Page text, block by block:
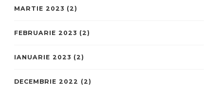
MARTIE 2023 (2)
FEBRUARIE 2023 (2)
IANUARIE 2023 (2)
DECEMBRIE 2022 (2)